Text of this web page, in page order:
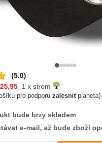
(5.0)
1 x strom
pro podporu zalesnitplaneta)
bude brzy skladem
e-mail, až bude zboží